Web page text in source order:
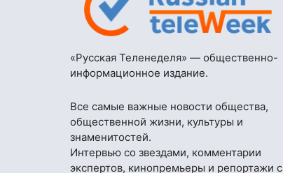
«Русская Теленеделя» — общественно-
информационное издание.
Все самые важные новости общества,
общественной жизни, культуры и
знаменитостей.
Интервью со звездами, комментарии
экспертов, кинопремьеры и репортажи с